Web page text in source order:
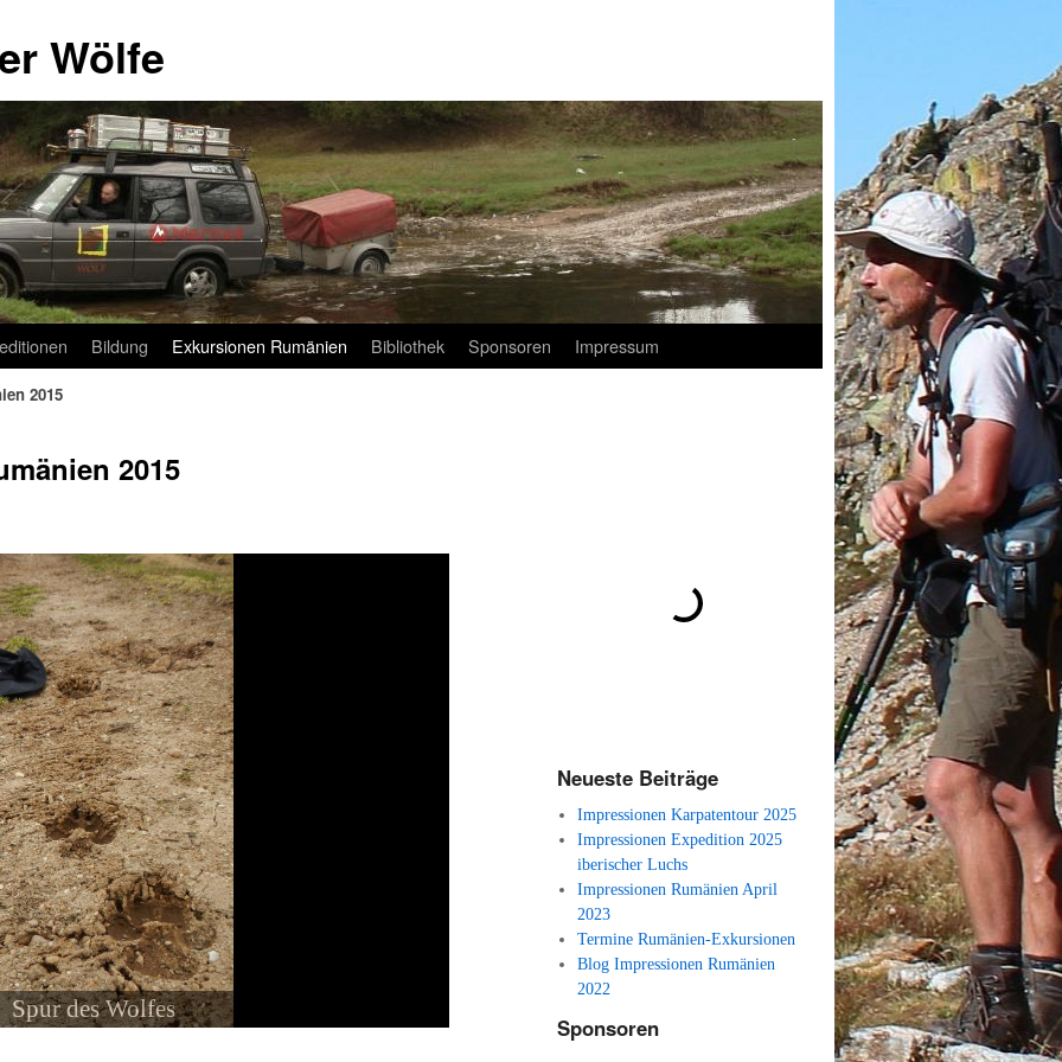
Wölfe
Bildung Exkursionen Rumänien Bibliothek Sponsoren Impressum
2015
2015
Rehbock neugierig
Neueste Beiträge
Impressionen Karpatentour 2025
Impressionen Expedition 2025
iberischer Luchs
Impressionen Rumänien April
2023
Termine Rumänien-Exkursionen
Blog Impressionen Rumänien
2022
Sponsoren